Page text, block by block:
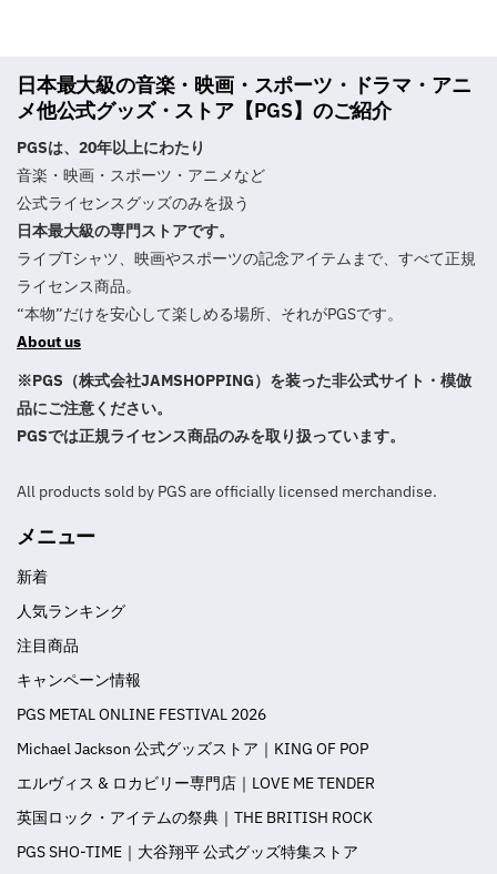
日本最大級の音楽・映画・スポーツ・ドラマ・アニ
メ他公式グッズ・ストア【PGS】のご紹介
PGSは、20年以上にわたり
音楽・映画・スポーツ・アニメなど
公式ライセンスグッズのみを扱う
日本最大級の専門ストアです。
ライブTシャツ、映画やスポーツの記念アイテムまで、すべて正規
ライセンス商品。
“本物”だけを安心して楽しめる場所、それがPGSです。
About us
※PGS（株式会社JAMSHOPPING）を装った非公式サイト・模倣
品にご注意ください。
PGSでは正規ライセンス商品のみを取り扱っています。
All products sold by PGS are officially licensed merchandise.
メニュー
新着
人気ランキング
注目商品
キャンペーン情報
PGS METAL ONLINE FESTIVAL 2026
Michael Jackson 公式グッズストア｜KING OF POP
エルヴィス & ロカビリー専門店｜LOVE ME TENDER
英国ロック・アイテムの祭典｜THE BRITISH ROCK
PGS SHO-TIME｜大谷翔平 公式グッズ特集ストア